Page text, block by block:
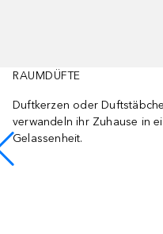
RAUMDÜFTE
Duftkerzen oder
verwandeln ihr Zuhause in
Gelassenheit.